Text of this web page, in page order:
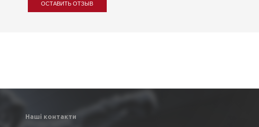
ОСТАВИТЬ ОТЗЫВ
Наші контакти